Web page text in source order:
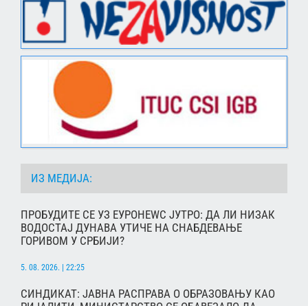
ИЗ МЕДИЈА:
ПРОБУДИТЕ СЕ УЗ ЕУРОНЕWС ЈУТРО: ДА ЛИ НИЗАК
ВОДОСТАЈ ДУНАВА УТИЧЕ НА СНАБДЕВАЊЕ
ГОРИВОМ У СРБИЈИ?
5. 08. 2026. | 22:25
СИНДИКАТ: ЈАВНА РАСПРАВА О ОБРАЗОВАЊУ КАО